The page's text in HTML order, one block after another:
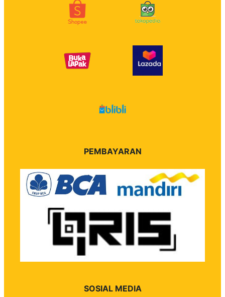
PEMBAYARAN
SOSIAL MEDIA